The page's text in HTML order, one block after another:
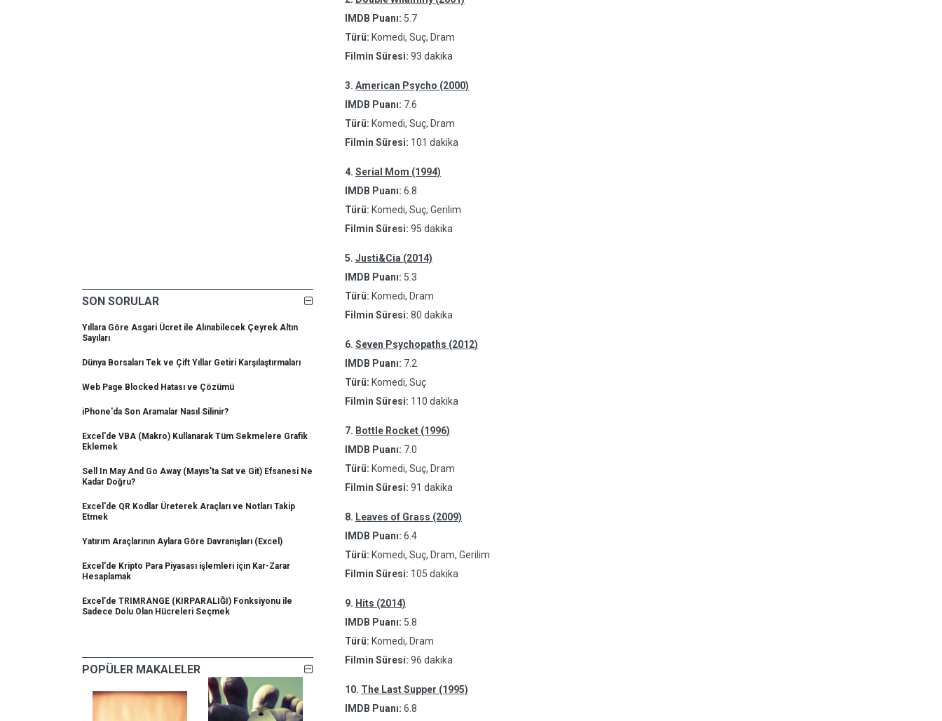
SON SORULAR
Yıllara Göre Asgari Ücret ile Alınabilecek Çeyrek Altın
Sayıları
Dünya Borsaları Tek ve Çift Yıllar Getiri Karşılaştırmaları
Web Page Blocked Hatası ve Çözümü
iPhone'da Son Aramalar Nasıl Silinir?
Excel'de VBA (Makro) Kullanarak Tüm Sekmelere Grafik
Eklemek
Sell In May And Go Away (Mayıs'ta Sat ve Git) Efsanesi Ne
Kadar Doğru?
Excel'de QR Kodlar Üreterek Araçları ve Notları Takip
Etmek
Yatırım Araçlarının Aylara Göre Davranışları (Excel)
Excel'de Kripto Para Piyasası işlemleri için Kar-Zarar
Hesaplamak
Excel'de TRIMRANGE (KIRPARALIĞI) Fonksiyonu ile
Sadece Dolu Olan Hücreleri Seçmek
POPÜLER MAKALELER
IMDB Puanı: 5.7
Türü: Komedi, Suç, Dram
Filmin Süresi: 93 dakika
3. American Psycho (2000)
IMDB Puanı: 7.6
Türü: Komedi, Suç, Dram
Filmin Süresi: 101 dakika
4. Serial Mom (1994)
IMDB Puanı: 6.8
Türü: Komedi, Suç, Gerilim
Filmin Süresi: 95 dakika
5. Justi&Cia (2014)
IMDB Puanı: 5.3
Türü: Komedi, Dram
Filmin Süresi: 80 dakika
6. Seven Psychopaths (2012)
IMDB Puanı: 7.2
Türü: Komedi, Suç
Filmin Süresi: 110 dakika
7. Bottle Rocket (1996)
IMDB Puanı: 7.0
Türü: Komedi, Suç, Dram
Filmin Süresi: 91 dakika
8. Leaves of Grass (2009)
IMDB Puanı: 6.4
Türü: Komedi, Suç, Dram, Gerilim
Filmin Süresi: 105 dakika
9. Hits (2014)
IMDB Puanı: 5.8
Türü: Komedi, Dram
Filmin Süresi: 96 dakika
10. The Last Supper (1995)
IMDB Puanı: 6.8